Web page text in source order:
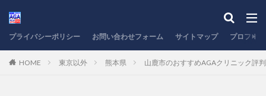
プライバシーポリシー お問い合わせフォーム サイトマップ プロフィ
HOME 東京以外 熊本県 山鹿市のおすすめAGAクリニック評